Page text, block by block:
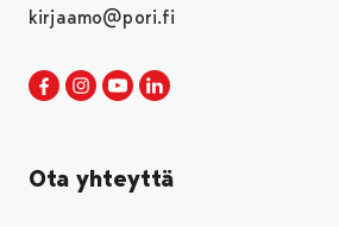
kirjaamo@pori.fi
Porin kaupunki Facebookissa
Avautuu uudessa välilehdessä
Porin kaupunki Instagramissa
Avautuu uudessa välilehdessä
Porin kaupunki
Avautuu uudessa
Ota yhteyttä